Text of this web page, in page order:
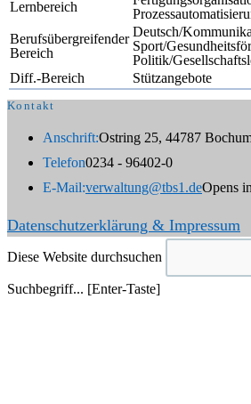
Lernbereich
Berufsübergreifender
Bereich
Deutsch/
Sport/
Politik/
Diff.-Bereich
Stützangebote
Kontakt
Anschrift:Ostring 25, 44787
Telefon0234 - 96402-0
E-Mail:verwaltung@tbs1.deOpens
Datenschutzerklärung & Impressum
Diese Website durchsuchen
Suchbegriff... [Enter-Taste]